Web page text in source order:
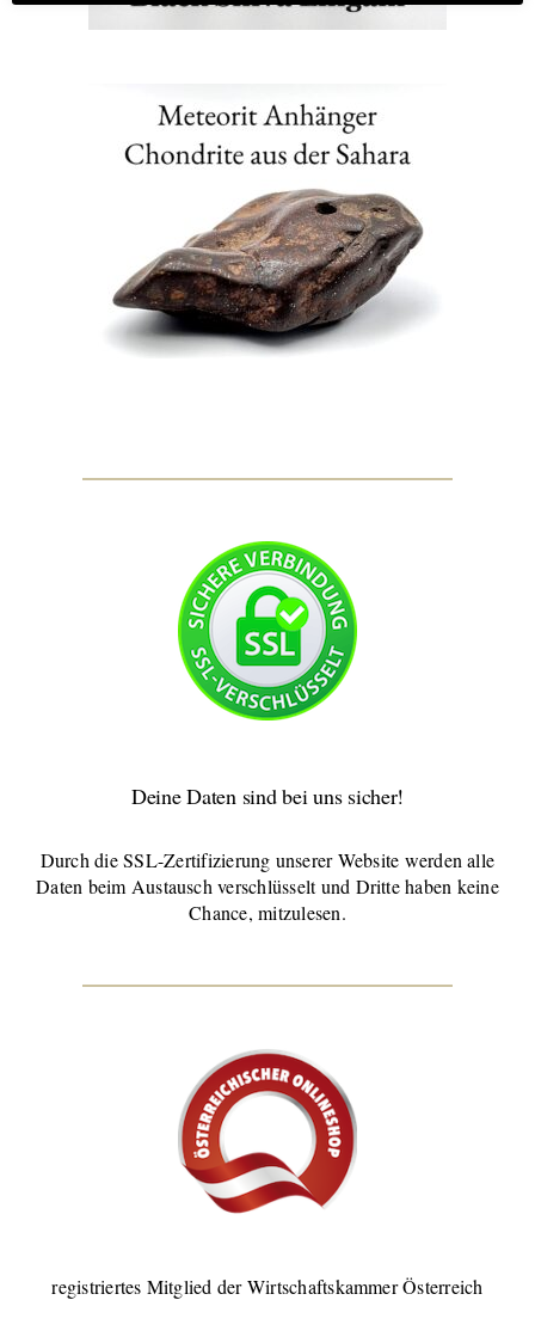
Deine Daten sind bei uns sicher!
Durch die SSL-Zertifizierung unserer Website werden alle
Daten beim Austausch verschlüsselt und Dritte haben keine
Chance, mitzulesen.
registriertes Mitglied der Wirtschaftskammer Österreich